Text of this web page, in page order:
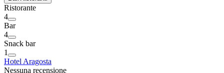
Ristorante
4
Bar
4
Snack bar
1
Hotel Aragosta
Nessuna recensione